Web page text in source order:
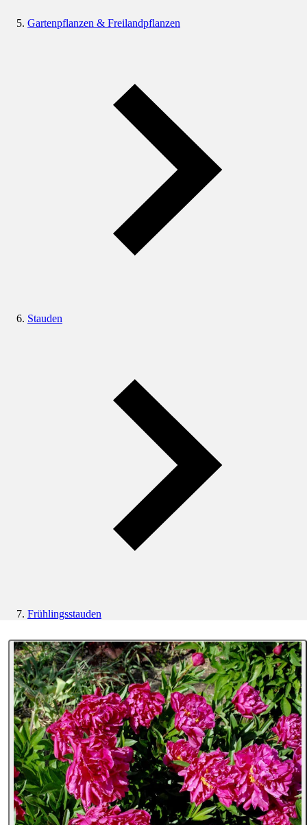
Gartenpflanzen & Freilandpflanzen
Stauden
Frühlingsstauden